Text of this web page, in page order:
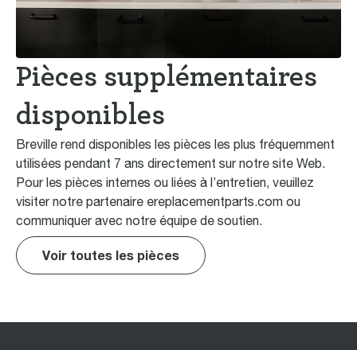
Pièces supplémentaires
disponibles
Breville rend disponibles les pièces les plus fréquemment
utilisées pendant 7 ans directement sur notre site Web.
Pour les pièces internes ou liées à l’entretien, veuillez
visiter notre partenaire ereplacementparts.com ou
communiquer avec notre équipe de soutien.
Voir toutes les pièces